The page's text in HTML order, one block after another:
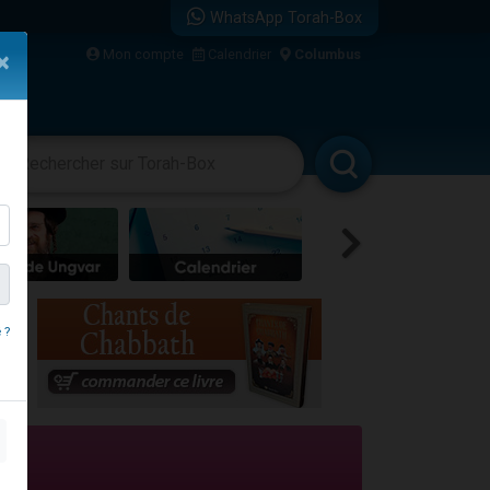
le temps
WhatsApp Torah-Box
Mon compte Calendrier Columbus
?